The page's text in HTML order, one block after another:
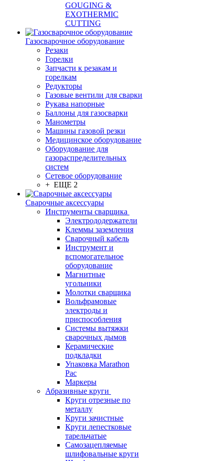
GOUGING &
EXOTHERMIC
CUTTING
Газосварочное оборудование
Резаки
Горелки
Запчасти к резакам и
горелкам
Редукторы
Газовые вентили для сварки
Рукава напорные
Баллоны для газосварки
Манометры
Машины газовой резки
Медицинское оборудование
Оборудование для
газораспределительных
систем
Сетевое оборудование
+ ЕЩЕ 2
Сварочные аксессуары
Инструменты сварщика
Электрододержатели
Клеммы заземления
Сварочный кабель
Инструмент и
вспомогательное
оборудование
Магнитные
угольники
Молотки сварщика
Вольфрамовые
электроды и
приспособления
Системы вытяжки
сварочных дымов
Керамические
подкладки
Упаковка Marathon
Pac
Маркеры
Абразивные круги
Круги отрезные по
металлу
Круги зачистные
Круги лепестковые
тарельчатые
Самозацепляемые
шлифовальные круги